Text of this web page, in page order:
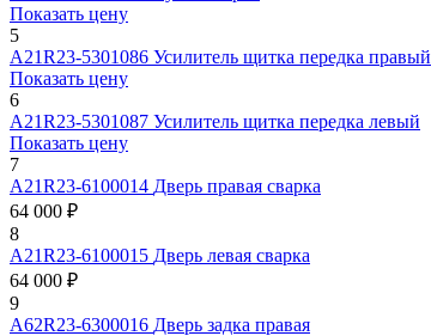
Показать цену
5
А21R23-5301086 Усилитель щитка передка правый
Показать цену
6
А21R23-5301087 Усилитель щитка передка левый
Показать цену
7
А21R23-6100014 Дверь правая сварка
64 000 ₽
8
А21R23-6100015 Дверь левая сварка
64 000 ₽
9
А62R23-6300016 Дверь задка правая